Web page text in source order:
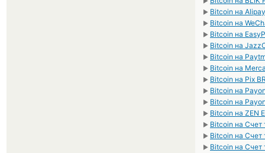
► Bitcoin на
► Bitcoin на
► Bitcoin на
► Bitcoin на
► Bitcoin на
► Bitcoin на
► Bitcoin на Pix
► Bitcoin на
► Bitcoin на
► Bitcoin на ZEN
► Bitcoin на Счет
► Bitcoin на Счет
► Bitcoin на Счет